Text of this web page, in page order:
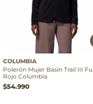
COLUMBIA
Polerón Mujer Basin Trail III
Rojo Columbia
$54.990